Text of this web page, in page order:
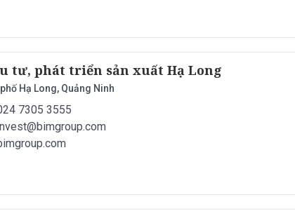
tư, phát triển sản xuất Hạ Long
Hạ Long, Quảng Ninh
7305 3555